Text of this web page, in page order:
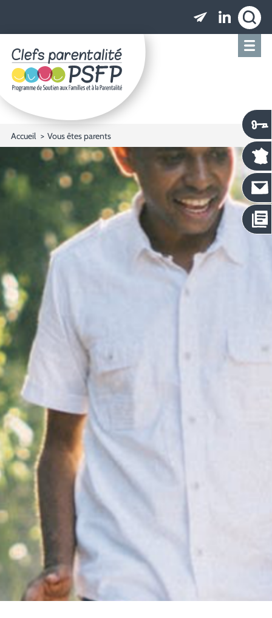
Clefs parentalité PSFP - Programme de
Accueil Vous êtes parents